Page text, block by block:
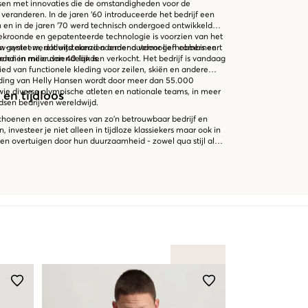
met innovaties die de omstandigheden voor de
In de jaren ‘60 introduceerde het bedrijf een
in de jaren ‘70 werd technisch ondergoed ontwikkeld
en gepatenteerde technologie is voorzien van het
systeem, dat uitstekend ademend vermogen combineert
milieuvriendelijk is.
geniet wereldwijd aanzien onder outdoor liefhebbers en
in meer dan 40 landen verkocht. Het bedrijf is vandaag
van functionele kleding voor zeilen, skiën en andere
van Helly Hansen wordt door meer dan 55.000
diverse olympische atleten en nationale teams, in meer
bedrijven wereldwijd.
en tijdloos
en accessoires van zo’n betrouwbaar bedrijf en
investeer je niet alleen in tijdloze klassiekers maar ook in
overtuigen door hun duurzaamheid - zowel qua stijl als
skiën, is Helly Hansen de eerste keus. Maar het merk